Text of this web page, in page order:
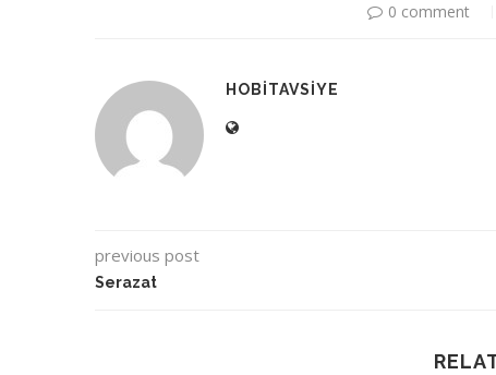
0 comment
HOBITAVSIYE
previous post
Serazat